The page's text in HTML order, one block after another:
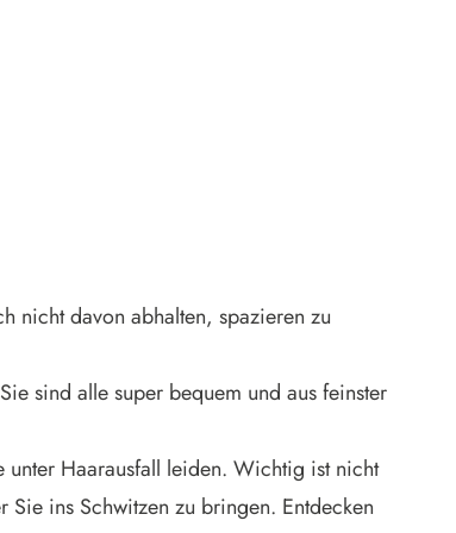
nicht davon abhalten, spazieren zu
sind alle super bequem und aus feinster
unter Haarausfall leiden. Wichtig ist nicht
Sie ins Schwitzen zu bringen. Entdecken